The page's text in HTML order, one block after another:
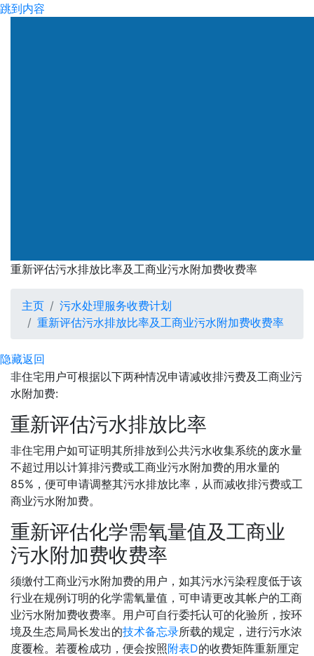
跳到内容
重新评估污水排放比率及工商业污水附加费收费率
主页
污水处理服务收费计划
重新评估污水排放比率及工商业污水附加费收费率
隐藏返回
非住宅用户可根据以下两种情况申请减收排污费及工商业污
水附加费:
重新评估污水排放比率
非住宅用户如可证明其所排放到公共污水收集系统的废水量
不超过用以计算排污费或工商业污水附加费的用水量的
85%，便可申请调整其污水排放比率，从而减收排污费或工
商业污水附加费。
重新评估化学需氧量值及工商业
污水附加费收费率
须缴付工商业污水附加费的用户，如其污水污染程度低于该
行业在规例订明的化学需氧量值，可申请更改其帐户的工商
业污水附加费收费率。用户可自行委托认可的化验所，按环
境及生态局局长发出的技术备忘录所载的规定，进行污水浓
度覆检。若覆检成功，便会按照附表D的收费矩阵重新厘定